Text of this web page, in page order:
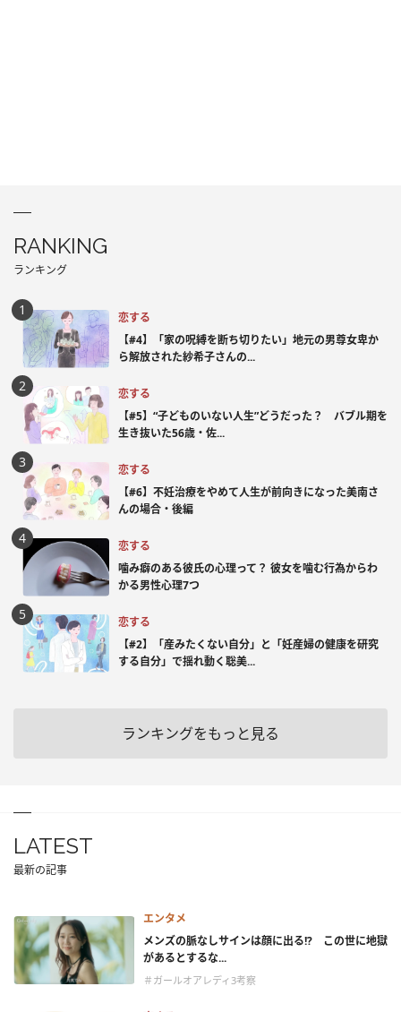
RANKING
ランキング
恋する
【#4】「家の呪縛を断ち切りたい」地元の男尊女卑か
ら解放された紗希子さんの...
恋する
【#5】“子どものいない人生”どうだった？ バブル期を
生き抜いた56歳・佐...
恋する
【#6】不妊治療をやめて人生が前向きになった美南さ
んの場合・後編
恋する
噛み癖のある彼氏の心理って？ 彼女を噛む行為からわ
かる男性心理7つ
恋する
【#2】「産みたくない自分」と「妊産婦の健康を研究
する自分」で揺れ動く聡美...
ランキングをもっと見る
LATEST
最新の記事
エンタメ
メンズの脈なしサインは顔に出る!? この世に地獄
があるとするな...
＃ガールオアレディ3考察